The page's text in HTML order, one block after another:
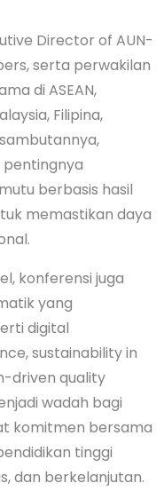
Director of AUN-
serta perwakilan
di ASEAN,
Filipina,
pentingnya
berbasis hasil
memastikan daya
konferensi juga
yang
digital
sustainability in
driven quality
wadah bagi
komitmen bersama
tinggi
dan berkelanjutan.